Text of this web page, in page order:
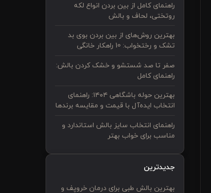
راهنمای کامل از بین بردن انواع لکه
روتختی، لحاف و بالش
بهترین روش‌های از بین بردن بوی بد
تشک و رختخواب: 10 راهکار خانگی
صفر تا صد شستشو و خشک کردن بالش:
راهنمای کامل
بهترین حوله باشگاهی ۱۴۰۴: راهنمای
انتخاب ایده‌آل با قیمت و مقایسه برندها
راهنمای انتخاب سایز بالش استاندارد و
مناسب برای خواب بهتر
جدیدترین
بهترین بالش طبی برای درمان خروپف و